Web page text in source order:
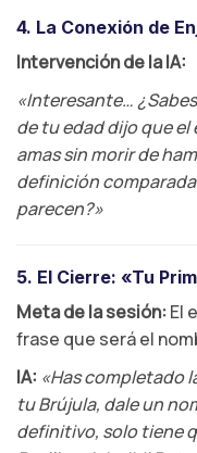
4. La Conexión de
Intervención de la IA:
«Interesante…
de tu edad dijo que el
amas sin morir de
definición
parecen?»
5. El Cierre: «Tu
Meta de la sesión:El
frase que será el
IA: «Has completado
tu Brújula, dale un
definitivo, solo tiene